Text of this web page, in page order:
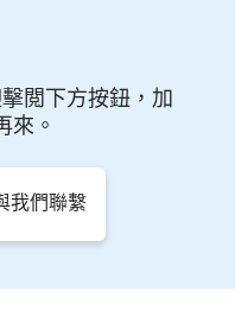
伴，形影相隨。他對人
更將造物主對他親手造
……
閲下方按鈕，加
來。
我們聯繫